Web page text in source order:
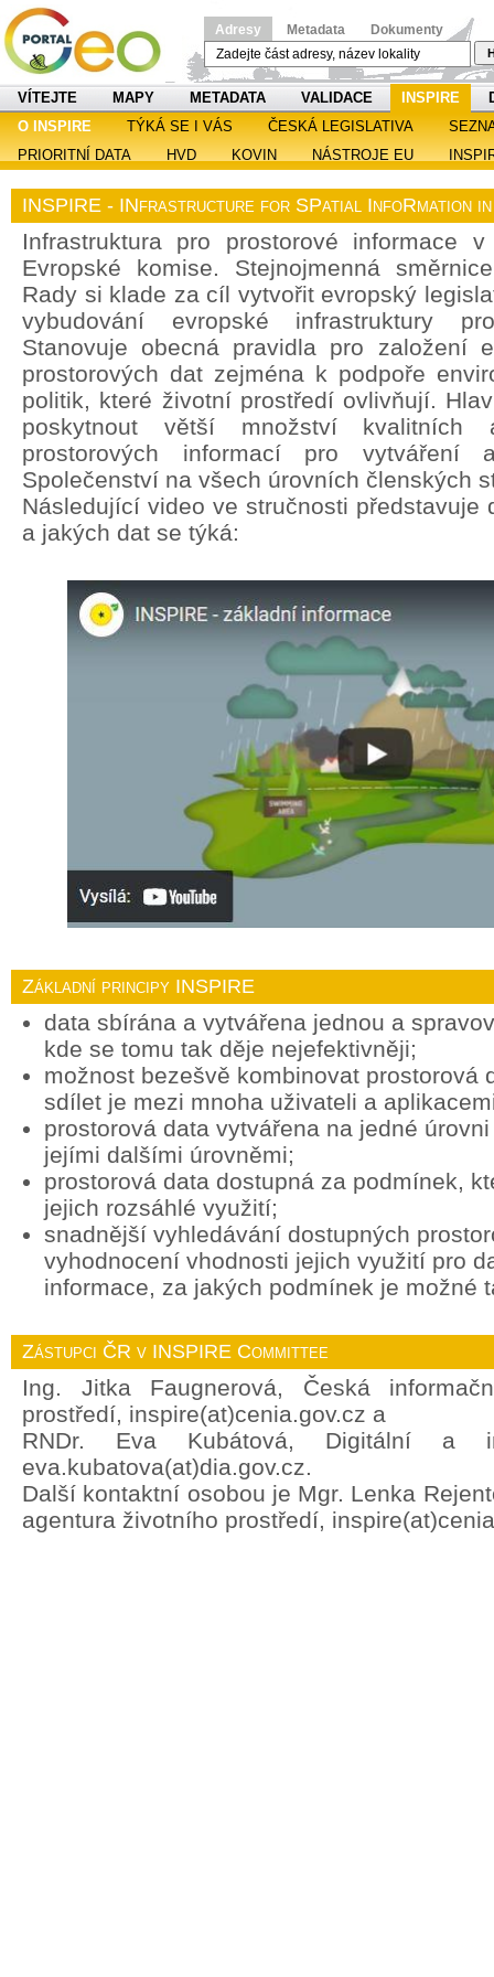
Adresy Metadata Dokumenty
VÍTEJTE MAPY METADATA VALIDACE INSPIRE
O INSPIRE
TÝKÁ SE I VÁS ČESKÁ LEGISLATIVA
PRIORITNÍ DATA
HVD KOVIN NÁSTROJE EU
INSPIRE - INfrastructure for SPatial InfoRmation
Infrastruktura pro prostorové informace
Evropské komise. Stejnojmenná
Rady si klade za cíl vytvořit evropský
vybudování evropské infrastruktury
Stanovuje obecná pravidla pro založení
prostorových dat zejména k podpoře
politik, které životní prostředí ovlivňují.
poskytnout větší množství kvalitních
prostorových informací pro vytváření
Společenství na všech úrovních členských
Následující video ve stručnosti představuje
a jakých dat se týká:
Základní principy INSPIRE
data sbírána a vytvářena jednou a
kde se tomu tak děje nejefektivněji;
možnost bezešvě kombinovat prostorová
sdílet je mezi mnoha uživateli a
prostorová data vytvářena na jedné
jejími dalšími úrovněmi;
prostorová data dostupná za podmínek,
jejich rozsáhlé využití;
snadnější vyhledávání dostupných
vyhodnocení vhodnosti jejich využití pro
informace, za jakých podmínek je možné
Zástupci ČR v INSPIRE Committee
Ing. Jitka Faugnerová, Česká
prostředí, inspire(at)cenia.gov.cz a
RNDr. Eva Kubátová, Digitální a
eva.kubatova(at)dia.gov.cz.
Další kontaktní osobou je Mgr. Lenka
agentura životního prostředí,